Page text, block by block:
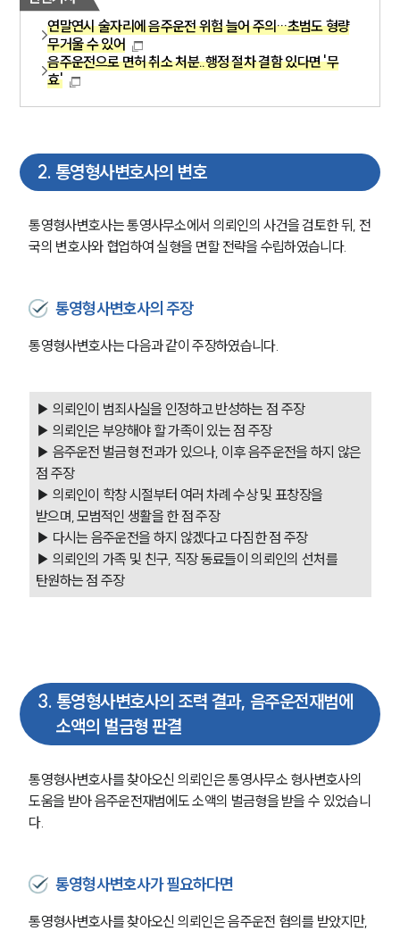
연말연시 술자리에 음주운전 위험 늘어 주의…초범도 형량
무거울 수 있어
음주운전으로 면허 취소 처분..행정 절차 결함 있다면 '무
효'
2. 통영형사변호사의 변호
통영형사변호사는 통영사무소에서 의뢰인의 사건을 검토한 뒤, 전
국의 변호사와 협업하여 실형을 면할 전략을 수립하였습니다.
통영형사변호사의 주장
통영형사변호사는 다음과 같이 주장하였습니다.
▶ 의뢰인이 범죄사실을 인정하고 반성하는 점 주장
▶ 의뢰인은 부양해야 할 가족이 있는 점 주장
▶ 음주운전 벌금형 전과가 있으나, 이후 음주운전을 하지 않은
점 주장
▶ 의뢰인이 학창 시절부터 여러 차례 수상 및 표창장을
받으며, 모범적인 생활을 한 점 주장
▶ 다시는 음주운전을 하지 않겠다고 다짐한 점 주장
▶ 의뢰인의 가족 및 친구, 직장 동료들이 의뢰인의 선처를
탄원하는 점 주장
3. 통영형사변호사의 조력 결과, 음주운전재범에
소액의 벌금형 판결
통영형사변호사를 찾아오신 의뢰인은 통영사무소 형사변호사의
도움을 받아 음주운전재범에도 소액의 벌금형을 받을 수 있었습니
다.
통영형사변호사가 필요하다면
통영형사변호사를 찾아오신 의뢰인은 음주운전 혐의를 받았지만,